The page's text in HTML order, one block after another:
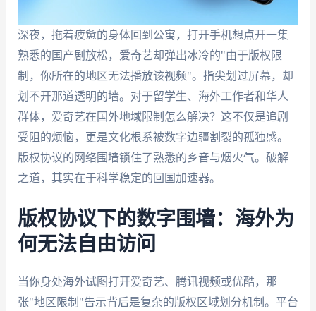
深夜，拖着疲惫的身体回到公寓，打开手机想点开一集
熟悉的国产剧放松，爱奇艺却弹出冰冷的"由于版权限
制，你所在的地区无法播放该视频"。指尖划过屏幕，却
划不开那道透明的墙。对于留学生、海外工作者和华人
群体，爱奇艺在国外地域限制怎么解决？这不仅是追剧
受阻的烦恼，更是文化根系被数字边疆割裂的孤独感。
版权协议的网络围墙锁住了熟悉的乡音与烟火气。破解
之道，其实在于科学稳定的回国加速器。
版权协议下的数字围墙：海外为
何无法自由访问
当你身处海外试图打开爱奇艺、腾讯视频或优酷，那
张"地区限制"告示背后是复杂的版权区域划分机制。平台